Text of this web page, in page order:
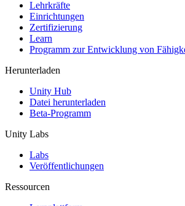
XR-Spiele
XR-Spiele plattformübergreifend starten
Multiplayer-Spiele
Vereinfachte Entwicklung von Multiplayer-
Lehrkräfte
Einrichtungen
Zertifizierung
Learn
Programm zur Entwicklung von
Herunterladen
Unity Hub
Datei herunterladen
Beta-Programm
Unity Labs
Labs
Veröffentlichungen
Ressourcen